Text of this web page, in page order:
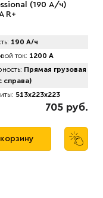
(190 А/ч)
R+
190 А/ч
ток: 1200 А
Прямая грузовая
справа)
513x223x223
705 руб.